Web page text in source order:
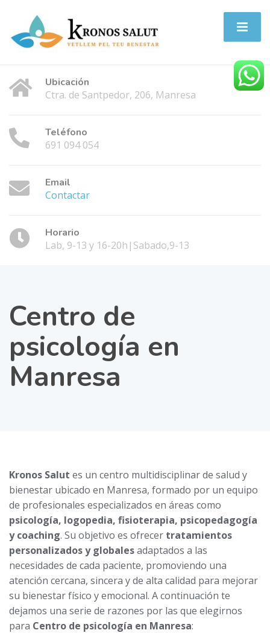
Ubicación
Ctra. de Santpedor, 206, Manresa
Teléfono
691 094 054
Email
Contactar
Horario
Lab, 9-13 y 16-20h|Sabado,9-13
Centro de
psicología en
Manresa
Kronos Salut es un centro multidisciplinar de salud y
bienestar ubicado en Manresa, formado por un equipo
de profesionales especializados en áreas como
psicología, logopedia, fisioterapia, psicopedagogía
y coaching. Su objetivo es ofrecer tratamientos
personalizados y globalesadaptados a las
necesidades de cada paciente, promoviendo una
atención cercana, sincera y de alta calidad para mejorar
su bienestar físico y emocional. A continuación te
dejamos una serie de razones por las que elegirnos
para Centro de psicología en Manresa: